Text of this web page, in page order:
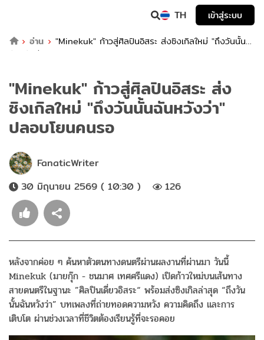
TH
เข้าสู่ระบบ
อ่าน
"Minekuk" ก้าวสู่ศิลปินอิสระ ส่งซิงเกิลใหม่ "ถึงวันนั้น
ฉันหวังว่า" ปลอบโยนคนรอ
"Minekuk" ก้าวสู่ศิลปินอิสระ ส่ง
ซิงเกิลใหม่ "ถึงวันนั้นฉันหวังว่า"
ปลอบโยนคนรอ
FanaticWriter
30 มิถุนายน 2569 ( 10:30 )
126
หลังจากค่อย ๆ ค้นหาตัวตนทางดนตรีผ่านผลงานที่ผ่านมา วันนี้
Minekuk (มายกุ๊ก - ชนมาศ เทศศรีแดง) เปิดก้าวใหม่บนเส้นทาง
สายดนตรีในฐานะ ”ศิลปินเดี่ยวอิสระ“ พร้อมส่งซิงเกิลล่าสุด “ถึงวัน
นั้นฉันหวังว่า” บทเพลงที่ถ่ายทอดความหวัง ความคิดถึง และการ
เติบโต ผ่านช่วงเวลาที่ชีวิตต้องเรียนรู้ที่จะรอคอย